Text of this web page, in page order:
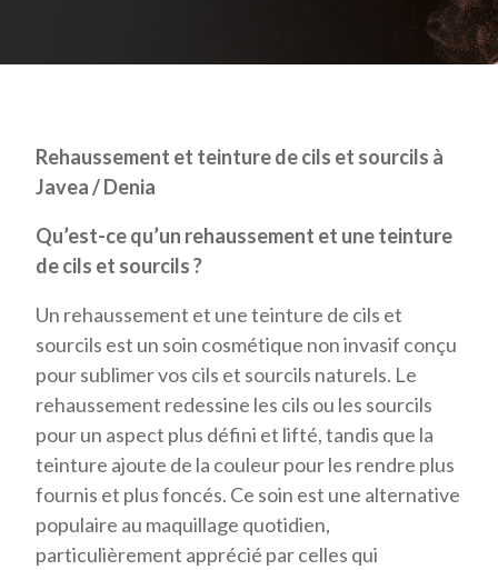
Rehaussement et teinture de cils et sourcils à
Javea / Denia
Qu’est-ce qu’un rehaussement et une teinture
de cils et sourcils ?
Un rehaussement et une teinture de cils et
sourcils est un soin cosmétique non invasif conçu
pour sublimer vos cils et sourcils naturels. Le
rehaussement redessine les cils ou les sourcils
pour un aspect plus défini et lifté, tandis que la
teinture ajoute de la couleur pour les rendre plus
fournis et plus foncés. Ce soin est une alternative
populaire au maquillage quotidien,
particulièrement apprécié par celles qui